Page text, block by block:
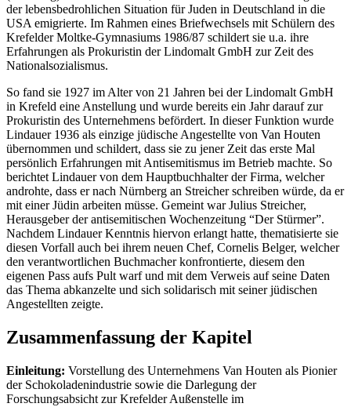
der lebensbedrohlichen Situation für Juden in Deutschland in die
USA emigrierte. Im Rahmen eines Briefwechsels mit Schülern des
Krefelder Moltke-Gymnasiums 1986/87 schildert sie u.a. ihre
Erfahrungen als Prokuristin der Lindomalt GmbH zur Zeit des
Nationalsozialismus.
So fand sie 1927 im Alter von 21 Jahren bei der Lindomalt GmbH
in Krefeld eine Anstellung und wurde bereits ein Jahr darauf zur
Prokuristin des Unternehmens befördert. In dieser Funktion wurde
Lindauer 1936 als einzige jüdische Angestellte von Van Houten
übernommen und schildert, dass sie zu jener Zeit das erste Mal
persönlich Erfahrungen mit Antisemitismus im Betrieb machte. So
berichtet Lindauer von dem Hauptbuchhalter der Firma, welcher
androhte, dass er nach Nürnberg an Streicher schreiben würde, da er
mit einer Jüdin arbeiten müsse. Gemeint war Julius Streicher,
Herausgeber der antisemitischen Wochenzeitung “Der Stürmer”.
Nachdem Lindauer Kenntnis hiervon erlangt hatte, thematisierte sie
diesen Vorfall auch bei ihrem neuen Chef, Cornelis Belger, welcher
den verantwortlichen Buchmacher konfrontierte, diesem den
eigenen Pass aufs Pult warf und mit dem Verweis auf seine Daten
das Thema abkanzelte und sich solidarisch mit seiner jüdischen
Angestellten zeigte.
Zusammenfassung der Kapitel
Einleitung: Vorstellung des Unternehmens Van Houten als Pionier
der Schokoladenindustrie sowie die Darlegung der
Forschungsabsicht zur Krefelder Außenstelle im